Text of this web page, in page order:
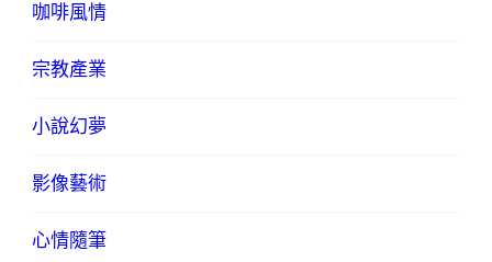
咖啡風情
宗教產業
小說幻夢
影像藝術
心情隨筆